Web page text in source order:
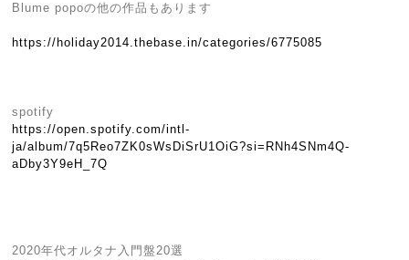
Blume popoの他の作品もあります
https://holiday2014.thebase.in/categories/6775085
spotify
https://open.spotify.com/intl-
ja/album/7q5Reo7ZK0sWsDiSrU1OiG?si=RNh4SNm4Q-
aDby3Y9eH_7Q
2020年代オルタナ入門盤20選